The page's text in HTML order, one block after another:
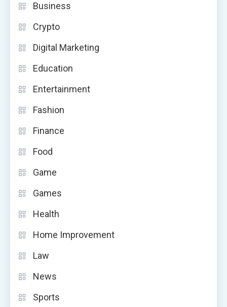
Business
Crypto
Digital Marketing
Education
Entertainment
Fashion
Finance
Food
Game
Games
Health
Home Improvement
Law
News
Sports